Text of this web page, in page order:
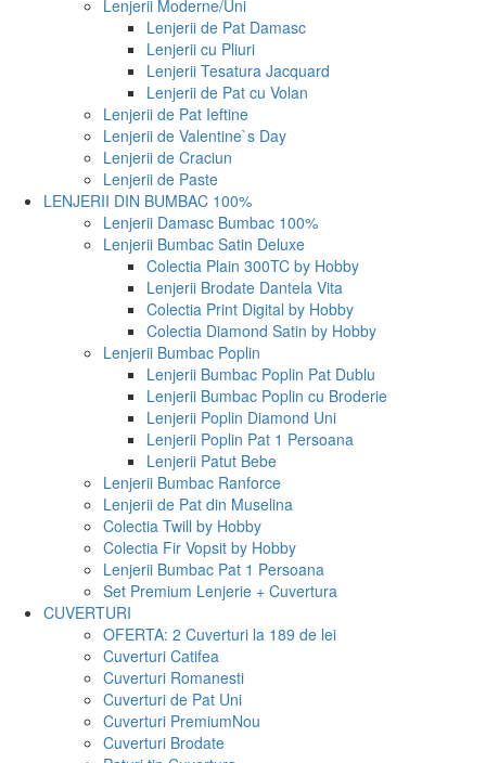
Lenjerii Moderne/Uni
Lenjerii de Pat Damasc
Lenjerii cu Pliuri
Lenjerii Tesatura Jacquard
Lenjerii de Pat cu Volan
Lenjerii de Pat Ieftine
Lenjerii de Valentine`s Day
Lenjerii de Craciun
Lenjerii de Paste
LENJERII DIN BUMBAC 100%
Lenjerii Damasc Bumbac 100%
Lenjerii Bumbac Satin Deluxe
Colectia Plain 300TC by Hobby
Lenjerii Brodate Dantela Vita
Colectia Print Digital by Hobby
Colectia Diamond Satin by Hobby
Lenjerii Bumbac Poplin
Lenjerii Bumbac Poplin Pat Dublu
Lenjerii Bumbac Poplin cu Broderie
Lenjerii Poplin Diamond Uni
Lenjerii Poplin Pat 1 Persoana
Lenjerii Patut Bebe
Lenjerii Bumbac Ranforce
Lenjerii de Pat din Muselina
Colectia Twill by Hobby
Colectia Fir Vopsit by Hobby
Lenjerii Bumbac Pat 1 Persoana
Set Premium Lenjerie + Cuvertura
CUVERTURI
OFERTA: 2 Cuverturi la 189 de lei
Cuverturi Catifea
Cuverturi Romanesti
Cuverturi de Pat Uni
Cuverturi PremiumNou
Cuverturi Brodate